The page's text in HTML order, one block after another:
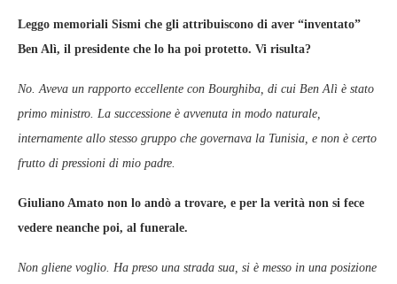
Leggo memoriali Sismi che gli attribuiscono di aver “inventato”
Ben Alì, il presidente che lo ha poi protetto. Vi risulta?
No. Aveva un rapporto eccellente con Bourghiba, di cui Ben Alì è stato
primo ministro. La successione è avvenuta in modo naturale,
internamente allo stesso gruppo che governava la Tunisia, e non è certo
frutto di pressioni di mio padre.
Giuliano Amato non lo andò a trovare, e per la verità non si fece
vedere neanche poi, al funerale.
Non gliene voglio. Ha preso una strada sua, si è messo in una posizione